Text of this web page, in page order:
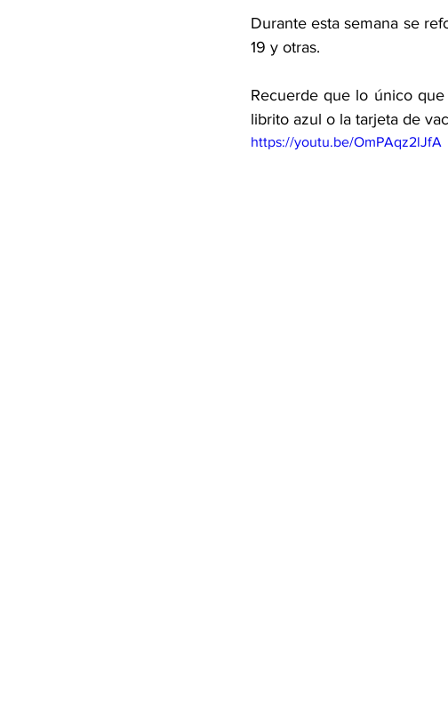
Durante esta semana se
19 y otras.
Recuerde que lo único
librito azul o la tarjeta de
https://youtu.be/OmPAqz2lJfA